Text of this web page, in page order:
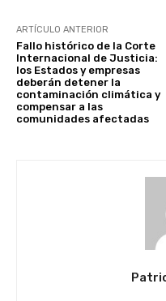
ARTÍCULO ANTERIOR
Fallo histórico de la Corte
Internacional de Justicia:
los Estados y empresas
deberán detener la
contaminación climática y
compensar a las
comunidades afectadas